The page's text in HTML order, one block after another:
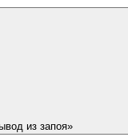
из запоя»